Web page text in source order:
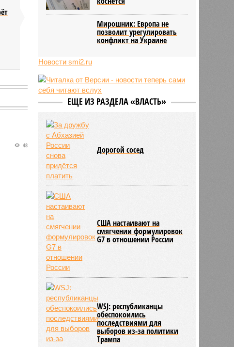
48
тревогу из-за засухи
Мирошник: Европа не
позволит урегулировать
конфликт на Украине
Новости smi2.ru
ЕЩЕ ИЗ РАЗДЕЛА «ВЛАСТЬ»
Дорогой сосед
США настаивают на
смягчении формулировок
G7 в отношении России
WSJ: республиканцы
обеспокоились
последствиями для
выборов из-за политики
Трампа